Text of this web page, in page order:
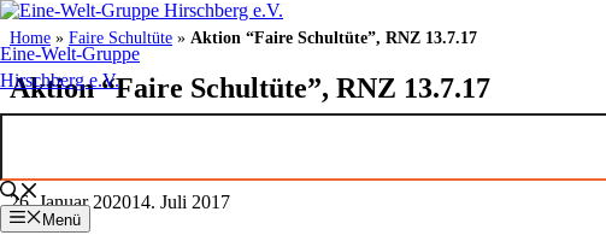
Eine-Welt-Gruppe
Hirschberg e.V.
Menü
Home » Faire Schultüte » Aktion “Faire Schultüte”, RNZ 13.7.17
Aktion “Faire Schultüte”, RNZ 13.7.17
26. Januar 202014. Juli 2017